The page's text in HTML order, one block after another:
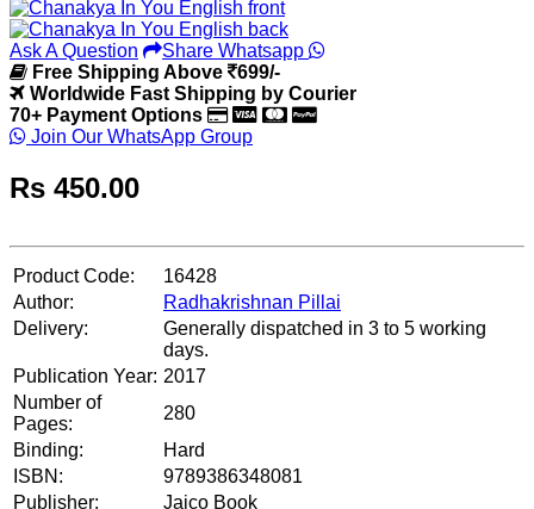
Ask A Question
Share Whatsapp
Free Shipping Above
699/-
Worldwide Fast Shipping by Courier
70+ Payment Options
Join Our WhatsApp Group
Rs 450.00
Product Code:
16428
Author:
Radhakrishnan Pillai
Delivery:
Generally dispatched in 3 to 5 working
days.
Publication Year: 2017
Number of
Pages:
280
Binding:
Hard
ISBN:
9789386348081
Publisher:
Jaico Book